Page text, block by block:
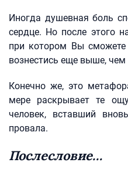
Иногда душевная боль
сердце. Но после этого
при котором Вы
вознестись еще выше, чем
Конечно же, это
мере раскрывает те
человек, вставший
провала.
Послесловие…